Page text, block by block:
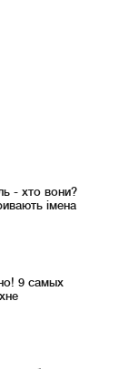
- хто вони?
імена
9 самых